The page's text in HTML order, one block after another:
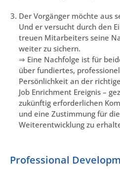
Der Vorgänger möchte aus
Und er versucht durch den
treuen Mitarbeiters seine
weiter zu sichern.
⇒ Eine Nachfolge ist für
über fundiertes,
Persönlichkeit an der
Job Enrichment Ereignis –
zukünftig erforderlichen
und eine Zustimmung für
Weiterentwicklung zu
Professional